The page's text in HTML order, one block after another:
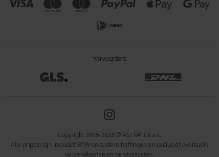
Vervoerders
Copyright 2005-2026 © ASTRATEX a.s.
Alle prijzen zijn inclusief BTW en andere heffingen en exclusief eventuele
verzendkosten en servicekosten.